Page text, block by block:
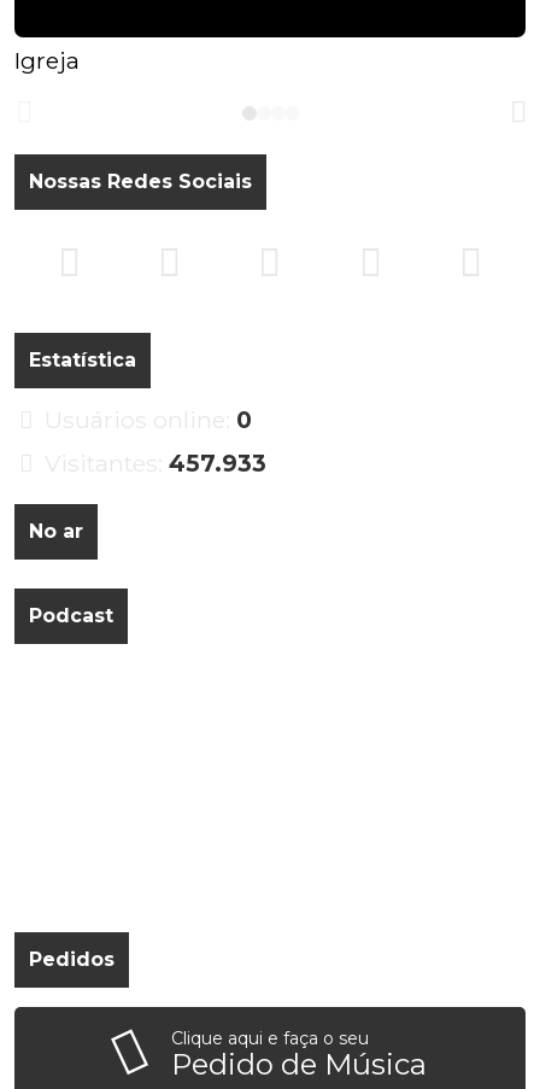
Igreja
Nossas Redes Sociais
Estatística
Usuários online: 0
Visitantes: 457.933
No ar
Podcast
Pedidos
Clique aqui e faça o seu
Pedido de Música